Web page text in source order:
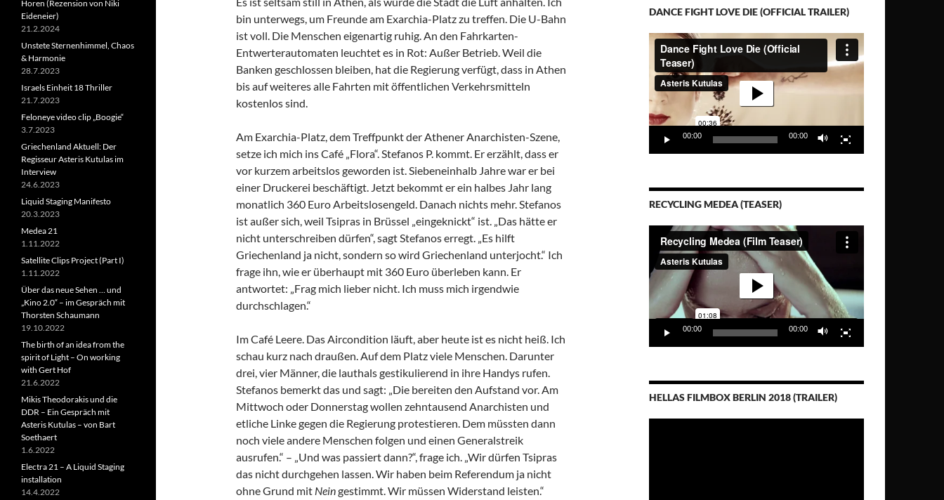
bin unterwegs, um Freunde am Exarchia-Platz zu treffen. Die U-Bahn
ist voll. Die Menschen eigenartig ruhig. An den Fahrkarten-
Entwerterautomaten leuchtet es in Rot: Außer Betrieb. Weil die
Banken geschlossen bleiben, hat die Regierung verfügt, dass in Athen
bis auf weiteres alle Fahrten mit öffentlichen Verkehrsmitteln
kostenlos sind.
Am Exarchia-Platz, dem Treffpunkt der Athener Anarchisten-Szene,
setze ich mich ins Café „Flora“. Stefanos P. kommt. Er erzählt, dass er
vor kurzem arbeitslos geworden ist. Siebeneinhalb Jahre war er bei
einer Druckerei beschäftigt. Jetzt bekommt er ein halbes Jahr lang
monatlich 360 Euro Arbeitslosengeld. Danach nichts mehr. Stefanos
ist außer sich, weil Tsipras in Brüssel „eingeknickt“ ist. „Das hätte er
nicht unterschreiben dürfen“, sagt Stefanos erregt. „Es hilft
Griechenland ja nicht, sondern so wird Griechenland unterjocht.“ Ich
frage ihn, wie er überhaupt mit 360 Euro überleben kann. Er
antwortet: „Frag mich lieber nicht. Ich muss mich irgendwie
durchschlagen.“
Im Café Leere. Das Aircondition läuft, aber heute ist es nicht heiß. Ich
schau kurz nach draußen. Auf dem Platz viele Menschen. Darunter
drei, vier Männer, die lauthals gestikulierend in ihre Handys rufen.
Stefanos bemerkt das und sagt: „Die bereiten den Aufstand vor. Am
Mittwoch oder Donnerstag wollen zehntausend Anarchisten und
etliche Linke gegen die Regierung protestieren. Dem müssten dann
noch viele andere Menschen folgen und einen Generalstreik
ausrufen.“ – „Und was passiert dann?“, frage ich. „Wir dürfen Tsipras
das nicht durchgehen lassen. Wir haben beim Referendum ja nicht
ohne Grund mit Neingestimmt. Wir müssen Widerstand leisten.“
DANCE FIGHT LOVE DIE (OFFICIAL TRAILER)
Video-
Player
00:00 00:00
RECYCLING MEDEA (TEASER)
Video-
Player
00:00 00:00
HELLAS FILMBOX BERLIN 2018 (TRAILER)
Horen (Rezension von Niki
Eideneier)
21.2.2024
Unstete Sternenhimmel, Chaos
& Harmonie
28.7.2023
Israels Einheit 18 Thriller
21.7.2023
Feloneye video clip „Boogie“
3.7.2023
Griechenland Aktuell: Der
Regisseur Asteris Kutulas im
Interview
24.6.2023
Liquid Staging Manifesto
20.3.2023
Medea 21
1.11.2022
Satellite Clips Project (Part I)
1.11.2022
Über das neue Sehen … und
„Kino 2.0“ – im Gespräch mit
Thorsten Schaumann
19.10.2022
The birth of an idea from the
spirit of Light – On working
with Gert Hof
21.6.2022
Mikis Theodorakis und die
DDR – Ein Gespräch mit
Asteris Kutulas – von Bart
Soethaert
1.6.2022
Electra 21 – A Liquid Staging
installation
14.4.2022